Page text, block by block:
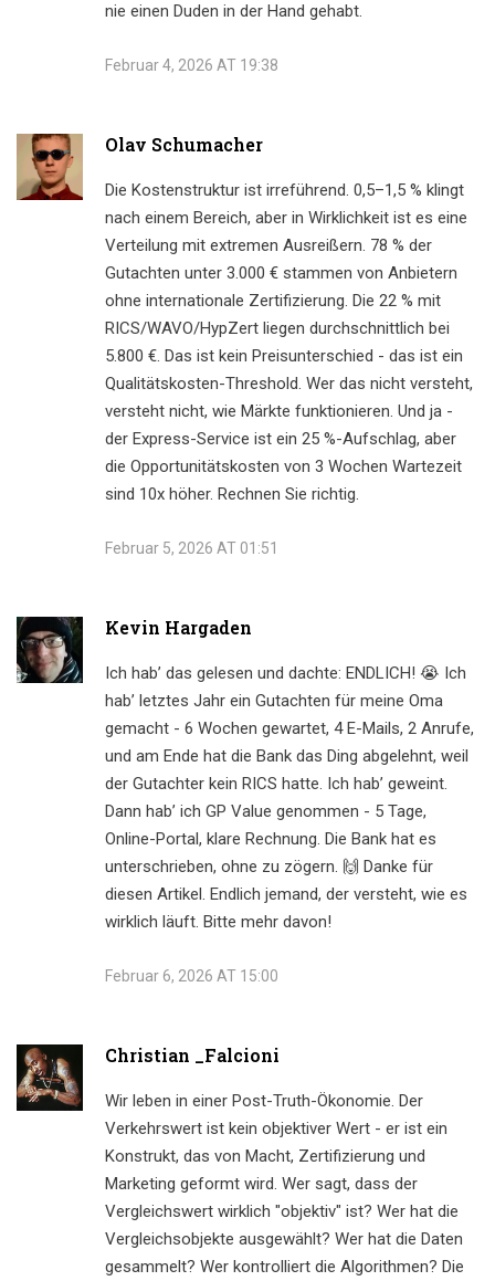
nie einen Duden in der Hand gehabt.
Februar 4, 2026 AT 19:38
Olav Schumacher
Die Kostenstruktur ist irreführend. 0,5–1,5 % klingt
nach einem Bereich, aber in Wirklichkeit ist es eine
Verteilung mit extremen Ausreißern. 78 % der
Gutachten unter 3.000 € stammen von Anbietern
ohne internationale Zertifizierung. Die 22 % mit
RICS/WAVO/HypZert liegen durchschnittlich bei
5.800 €. Das ist kein Preisunterschied - das ist ein
Qualitätskosten-Threshold. Wer das nicht versteht,
versteht nicht, wie Märkte funktionieren. Und ja -
der Express-Service ist ein 25 %-Aufschlag, aber
die Opportunitätskosten von 3 Wochen Wartezeit
sind 10x höher. Rechnen Sie richtig.
Februar 5, 2026 AT 01:51
Kevin Hargaden
Ich hab’ das gelesen und dachte: ENDLICH! 😭 Ich
hab’ letztes Jahr ein Gutachten für meine Oma
gemacht - 6 Wochen gewartet, 4 E-Mails, 2 Anrufe,
und am Ende hat die Bank das Ding abgelehnt, weil
der Gutachter kein RICS hatte. Ich hab’ geweint.
Dann hab’ ich GP Value genommen - 5 Tage,
Online-Portal, klare Rechnung. Die Bank hat es
unterschrieben, ohne zu zögern. 🙌 Danke für
diesen Artikel. Endlich jemand, der versteht, wie es
wirklich läuft. Bitte mehr davon!
Februar 6, 2026 AT 15:00
Christian _Falcioni
Wir leben in einer Post-Truth-Ökonomie. Der
Verkehrswert ist kein objektiver Wert - er ist ein
Konstrukt, das von Macht, Zertifizierung und
Marketing geformt wird. Wer sagt, dass der
Vergleichswert wirklich "objektiv" ist? Wer hat die
Vergleichsobjekte ausgewählt? Wer hat die Daten
gesammelt? Wer kontrolliert die Algorithmen? Die